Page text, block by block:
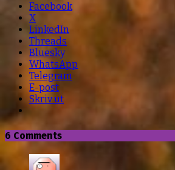
Facebook
X
LinkedIn
Threads
Bluesky
WhatsApp
Telegram
E-post
Skriv ut
6 Comments